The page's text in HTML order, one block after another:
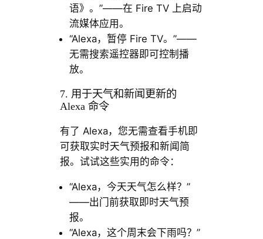
语》。”——在 Fire TV 上启动
流媒体应用。
“Alexa，暂停 Fire TV。”——
无需搜索遥控器即可控制播
放。
7. 用于天气和新闻更新的
Alexa 命令
有了 Alexa，您无需查看手机即
可获取实时天气预报和新闻简
报。试试这些实用的命令：
“Alexa，今天天气怎么样？”
——出门前获取即时天气预
报。
“Alexa，这个周末会下雨吗？”